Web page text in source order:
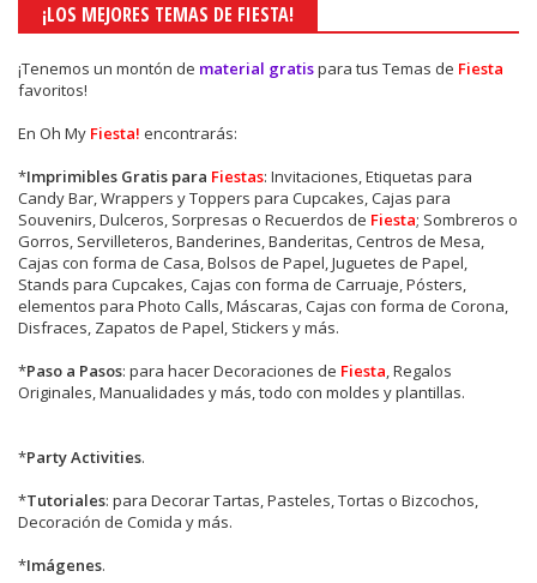
¡LOS MEJORES TEMAS DE FIESTA!
¡Tenemos un montón de material gratispara tus Temas de Fiesta
favoritos!
En Oh My Fiesta! encontrarás:
*Imprimibles Gratis para Fiestas: Invitaciones, Etiquetas para
Candy Bar, Wrappers y Toppers para Cupcakes, Cajas para
Souvenirs, Dulceros, Sorpresas o Recuerdos de Fiesta; Sombreros o
Gorros, Servilleteros, Banderines, Banderitas, Centros de Mesa,
Cajas con forma de Casa, Bolsos de Papel, Juguetes de Papel,
Stands para Cupcakes, Cajas con forma de Carruaje, Pósters,
elementos para Photo Calls, Máscaras, Cajas con forma de Corona,
Disfraces, Zapatos de Papel, Stickers y más.
*Paso a Pasos: para hacer Decoraciones de Fiesta, Regalos
Originales, Manualidades y más, todo con moldes y plantillas.
*Party Activities.
*Tutoriales: para Decorar Tartas, Pasteles, Tortas o Bizcochos,
Decoración de Comida y más.
*Imágenes.